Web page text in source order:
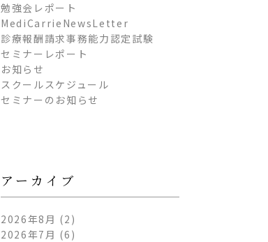
勉強会レポート
MediCarrieNewsLetter
診療報酬請求事務能力認定試験
セミナーレポート
お知らせ
スクールスケジュール
セミナーのお知らせ
アーカイブ
2026年8月 (2)
2026年7月 (6)